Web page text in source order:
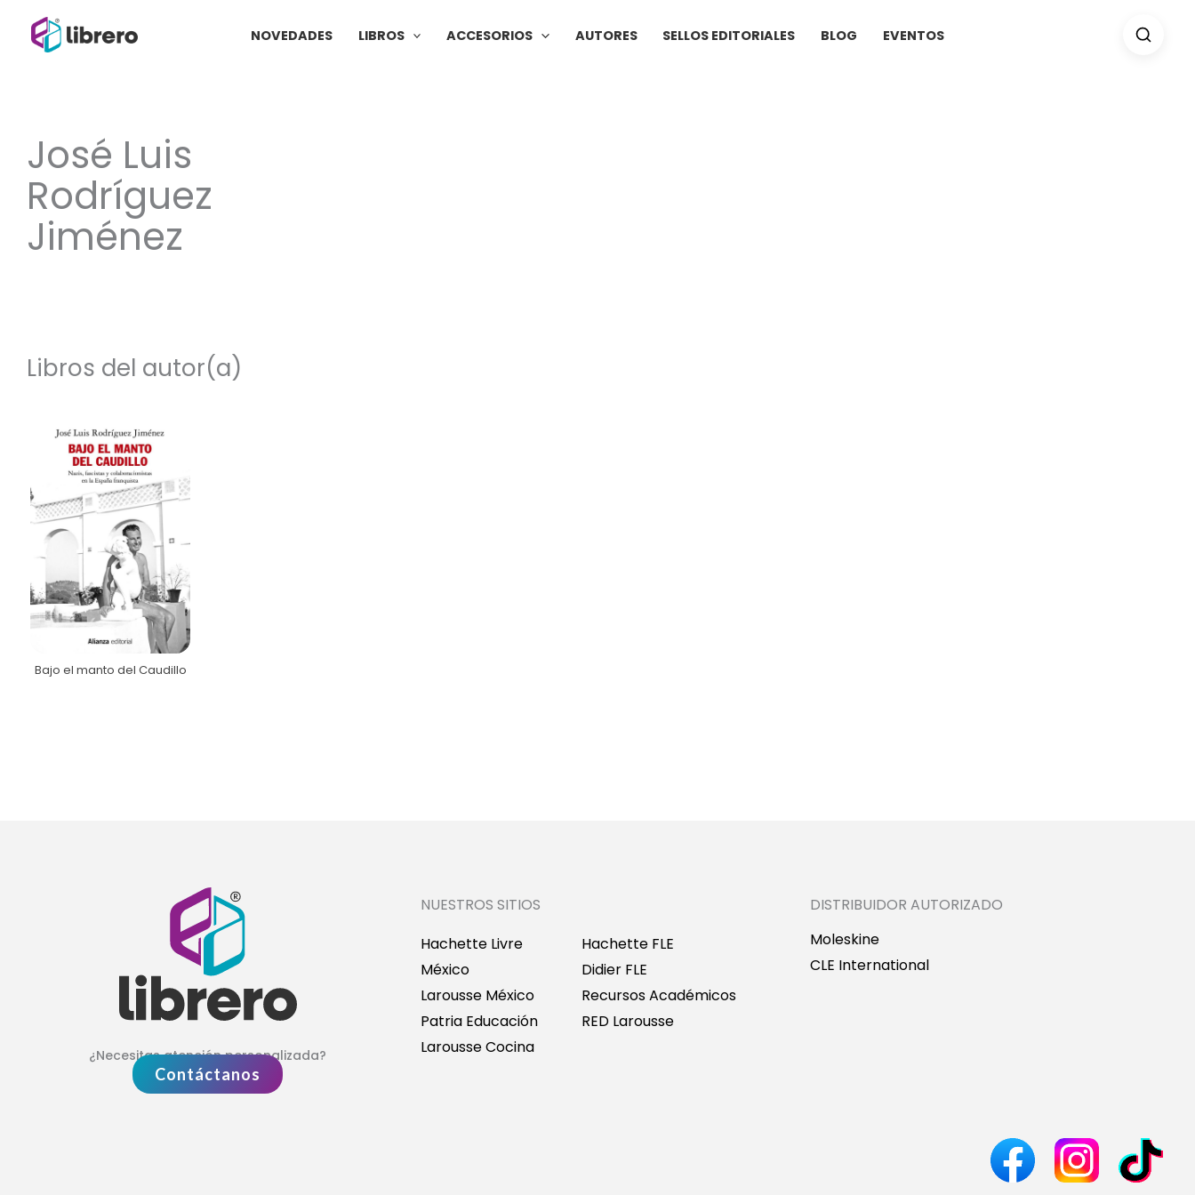
NOVEDADES LIBROS ACCESORIOS AUTORES SELLOS EDITORIALES BLOG EVENTOS
José Luis
Rodríguez
Jiménez
Libros del autor(a)
Bajo el manto del Caudillo
¿Necesitas atención personalizada?
Contáctanos
NUESTROS SITIOS
Hachette Livre
México
Larousse México
Patria Educación
Larousse Cocina
Hachette FLE
Didier FLE
Recursos Académicos
RED Larousse
DISTRIBUIDOR AUTORIZADO
Moleskine
CLE International